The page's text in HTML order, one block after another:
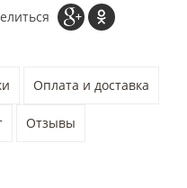
Оплата и доставка
Отзывы